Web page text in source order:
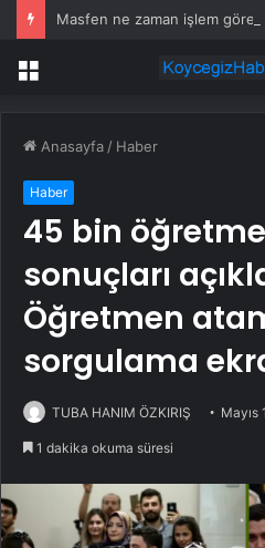
Menü
Anasayfa / Haber
Haber
45 bin
sonuçları
Öğretmen
sorgulama
TUBA HANIM ÖZKIRIŞ Mayıs
1 dakika okuma süresi